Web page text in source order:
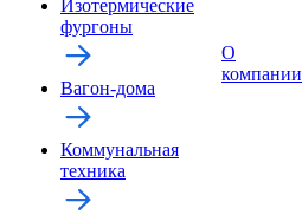
Изотермические
фургоны
Вагон-дома
Коммунальная
техника
О
компании